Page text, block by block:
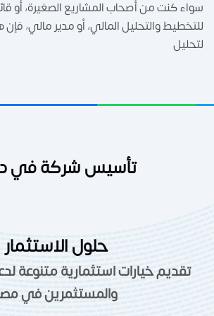
سواء كنت من أصحاب المشاريع الصغيرة، أو
للتخطيط والتحليل المالي، أو مدير مالي،
لتحليل
تأسيس شركة في
حلول الاستثمار
تقديم خيارات استثمارية متنوعة
والمستثمرين في